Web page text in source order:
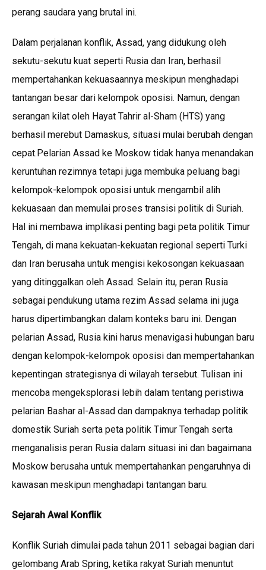
perang saudara yang brutal ini.
Dalam perjalanan konflik, Assad, yang didukung oleh
sekutu-sekutu kuat seperti Rusia dan Iran, berhasil
mempertahankan kekuasaannya meskipun menghadapi
tantangan besar dari kelompok oposisi. Namun, dengan
serangan kilat oleh Hayat Tahrir al-Sham (HTS) yang
berhasil merebut Damaskus, situasi mulai berubah dengan
cepat.Pelarian Assad ke Moskow tidak hanya menandakan
keruntuhan rezimnya tetapi juga membuka peluang bagi
kelompok-kelompok oposisi untuk mengambil alih
kekuasaan dan memulai proses transisi politik di Suriah.
Hal ini membawa implikasi penting bagi peta politik Timur
Tengah, di mana kekuatan-kekuatan regional seperti Turki
dan Iran berusaha untuk mengisi kekosongan kekuasaan
yang ditinggalkan oleh Assad. Selain itu, peran Rusia
sebagai pendukung utama rezim Assad selama ini juga
harus dipertimbangkan dalam konteks baru ini. Dengan
pelarian Assad, Rusia kini harus menavigasi hubungan baru
dengan kelompok-kelompok oposisi dan mempertahankan
kepentingan strategisnya di wilayah tersebut. Tulisan ini
mencoba mengeksplorasi lebih dalam tentang peristiwa
pelarian Bashar al-Assad dan dampaknya terhadap politik
domestik Suriah serta peta politik Timur Tengah serta
menganalisis peran Rusia dalam situasi ini dan bagaimana
Moskow berusaha untuk mempertahankan pengaruhnya di
kawasan meskipun menghadapi tantangan baru.
Sejarah Awal Konflik
Konflik Suriah dimulai pada tahun 2011 sebagai bagian dari
gelombang Arab Spring, ketika rakyat Suriah menuntut